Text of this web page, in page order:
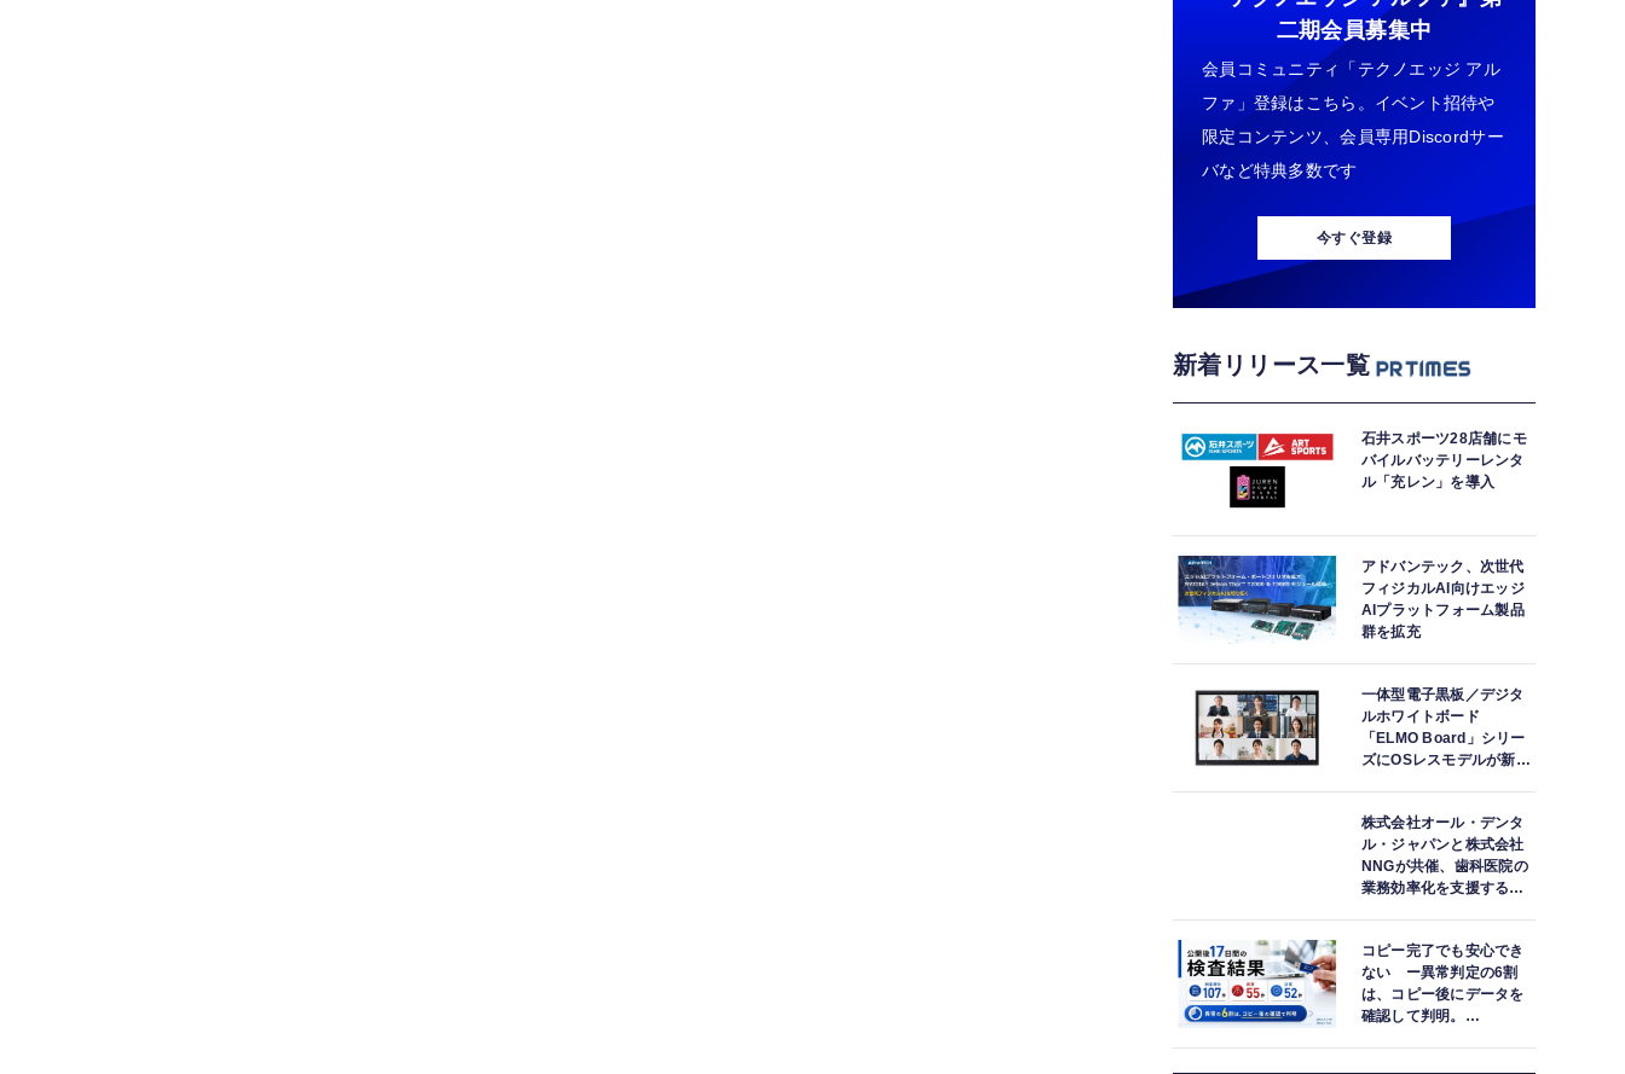
二期会員募集中
会員コミュニティ「テクノエッジ アル
ファ」登録はこちら。イベント招待や
限定コンテンツ、会員専用Discordサー
バなど特典多数です
今すぐ登録
新着リリース一覧
石井スポーツ28店舗にモ
バイルバッテリーレンタ
ル「充レン」を導入
アドバンテック、次世代
フィジカルAI向けエッジ
AIプラットフォーム製品
群を拡充
一体型電子黒板／デジタ
ルホワイトボード
「ELMO Board」シリー
ズにOSレスモデルが新登
株式会社オール・デンタ
ル・ジャパンと株式会社
NNGが共催、歯科医院の
業務効率化を支援する院
紹介
コピー完了でも安心でき
ない ー異常判定の6割
は、コピー後にデータを
確認して判明。